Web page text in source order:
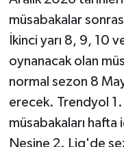
müsabakalar
İkinci yarı 8, 9, 10
oynanacak olan
normal sezon 8
erecek. Trendyol
müsabakaları hafta
Nesine 2. Lig'de